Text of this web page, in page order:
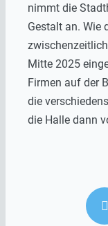
nimmt die
Gestalt an. Wie
Mitte 2025
Firmen auf der
die
die Halle dann